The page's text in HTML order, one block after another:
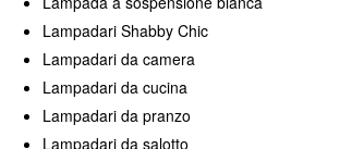
Lampadari Shabby Chic
Lampadari da camera
Lampadari da cucina
Lampadari da pranzo
Lampadari da salotto